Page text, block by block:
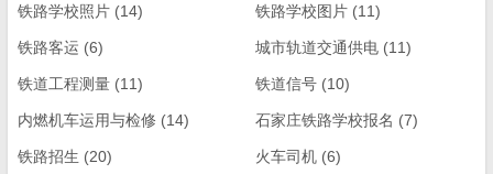
铁路学校照片 (14) 铁路学校图片 (11)
铁路客运 (6) 城市轨道交通供电 (11)
铁道工程测量 (11) 铁道信号 (10)
内燃机车运用与检修 (14) 石家庄铁路学校报名 (7)
铁路招生 (20) 火车司机 (6)